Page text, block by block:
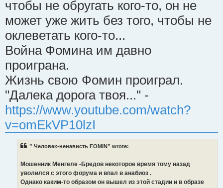
чтобы не обругать кого-то, он не
может уже жить без того, чтобы не
оклеветать кого-то...
Война Фомина им давно
проиграна.
Жизнь свою Фомин проиграл.
"Далека дорога твоя..." -
https://www.youtube.com/watch?
v=omEkVP10lzI
” Человек-ненависть FOMIN” wrote:
Мошенник Менгеле -Бредов некоторое время тому назад
уволился с этого форума и впал в анабиоз .
Однако каким-то образом он вышел из этой стадии и в образе